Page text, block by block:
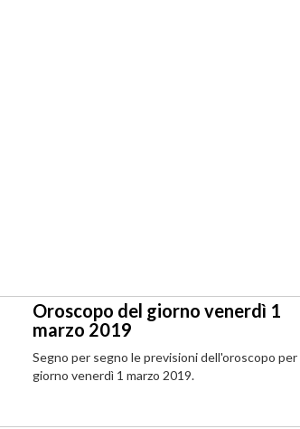
Oroscopo del giorno venerdì 1
marzo 2019
Segno per segno le previsioni dell'oroscopo per
giorno venerdì 1 marzo 2019.